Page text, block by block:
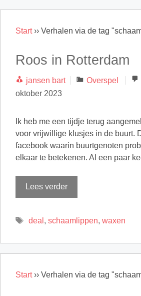
Start›› Verhalen via de tag
Roos in Rotterdam
jansen bart Categorieën
Overspel
oktober 2023
Ik heb me een tijdje terug
voor vrijwillige klusjes in de buurt.
facebook waarin buurtgenoten
elkaar te betekenen. Al een paar
Lees verder
Tags
deal , schaamlippen, waxen
Start›› Verhalen via de tag